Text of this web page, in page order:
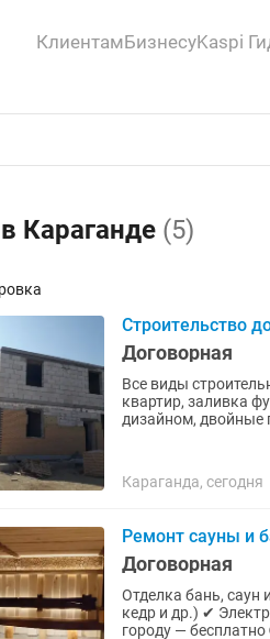
КлиентамБизнесуKaspi
Караганде (5)
Строительство
Договорная
Все виды
квартир, заливка
дизайном, двойные
Караганда, сегодня
Ремонт сауны и
Договорная
Отделка бань,
кедр и др.) ✔
городу — бесплатно